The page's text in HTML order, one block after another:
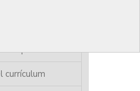
Empreses
currículum